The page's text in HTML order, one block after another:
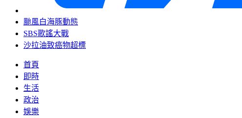
颱風白海豚動態
SBS歌謠大戰
沙拉油致癌物超標
首頁
即時
生活
政治
娛樂